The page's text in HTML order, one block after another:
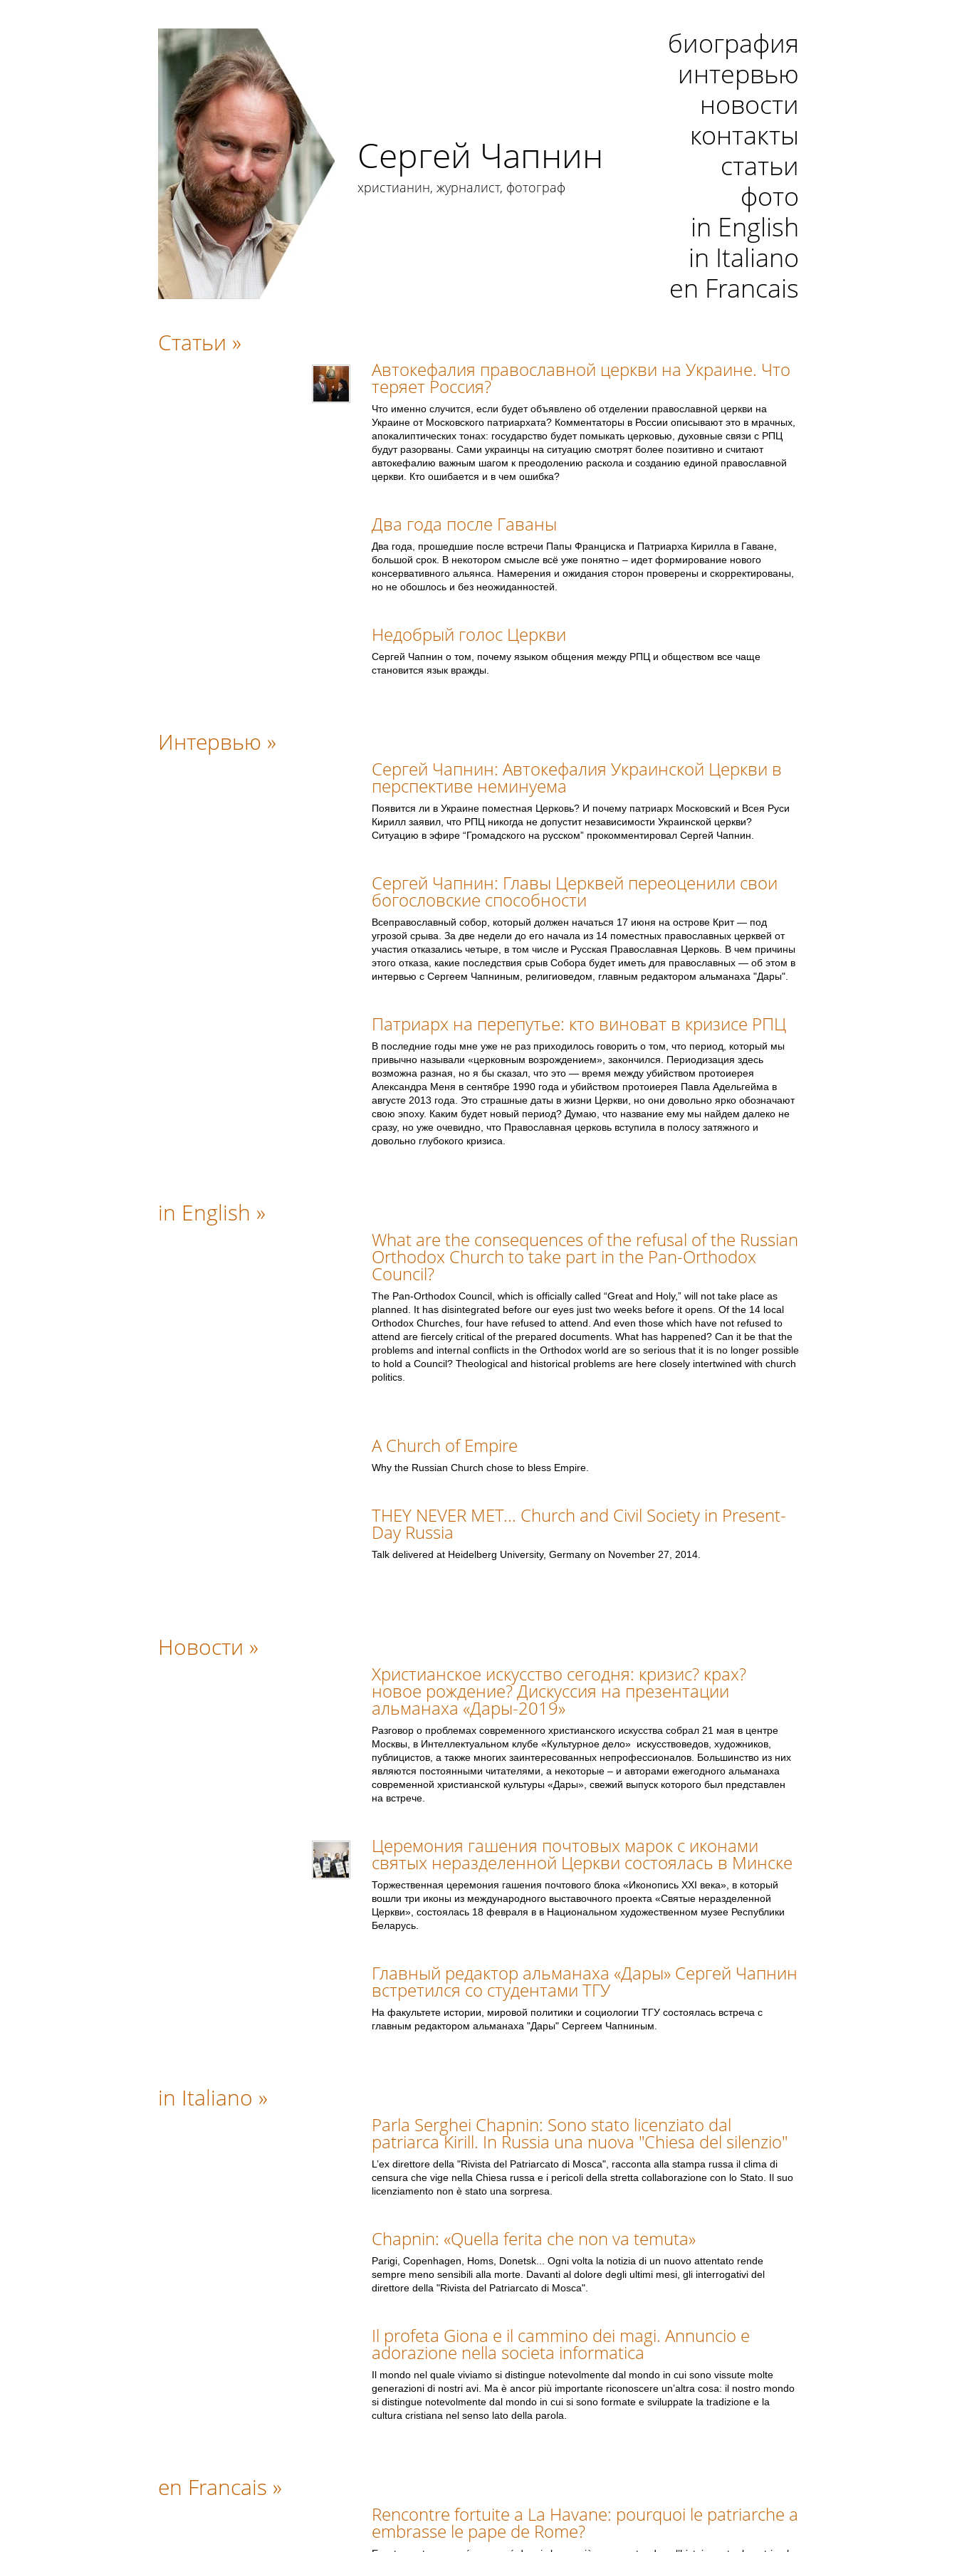
Сергей Чапнин
христианин, журналист, фотограф
биография
интервью
новости
контакты
статьи
фото
in English
in Italiano
en Francais
Статьи »
Автокефалия православной церкви на Украине. Что
теряет Россия?
Что именно случится, если будет объявлено об отделении православной церкви на
Украине от Московского патриархата? Комментаторы в России описывают это в мрачных,
апокалиптических тонах: государство будет помыкать церковью, духовные связи с РПЦ
будут разорваны. Сами украинцы на ситуацию смотрят более позитивно и считают
автокефалию важным шагом к преодолению раскола и созданию единой православной
церкви. Кто ошибается и в чем ошибка?
Два года после Гаваны
Два года, прошедшие после встречи Папы Франциска и Патриарха Кирилла в Гаване,
большой срок. В некотором смысле всё уже понятно – идет формирование нового
консервативного альянса. Намерения и ожидания сторон проверены и скорректированы,
но не обошлось и без неожиданностей.
Недобрый голос Церкви
Сергей Чапнин о том, почему языком общения между РПЦ и обществом все чаще
становится язык вражды.
Интервью »
Сергей Чапнин: Автокефалия Украинской Церкви в
перспективе неминуема
Появится ли в Украине поместная Церковь? И почему патриарх Московский и Всея Руси
Кирилл заявил, что РПЦ никогда не допустит независимости Украинской церкви?
Ситуацию в эфире “Громадского на русском” прокомментировал Сергей Чапнин.
Сергей Чапнин: Главы Церквей переоценили свои
богословские способности
Всеправославный собор, который должен начаться 17 июня на острове Крит — под
угрозой срыва. За две недели до его начала из 14 поместных православных церквей от
участия отказались четыре, в том числе и Русская Православная Церковь. В чем причины
этого отказа, какие последствия срыв Собора будет иметь для православных — об этом в
интервью с Сергеем Чапниным, религиоведом, главным редактором альманаха "Дары".
Патриарх на перепутье: кто виноват в кризисе РПЦ
В последние годы мне уже не раз приходилось говорить о том, что период, который мы
привычно называли «церковным возрождением», закончился. Периодизация здесь
возможна разная, но я бы сказал, что это — время между убийством протоиерея
Александра Меня в сентябре 1990 года и убийством протоиерея Павла Адельгейма в
августе 2013 года. Это страшные даты в жизни Церкви, но они довольно ярко обозначают
свою эпоху. Каким будет новый период? Думаю, что название ему мы найдем далеко не
сразу, но уже очевидно, что Православная церковь вступила в полосу затяжного и
довольно глубокого кризиса.
in English »
What are the consequences of the refusal of the Russian
Orthodox Church to take part in the Pan-Orthodox
Council?
The Pan-Orthodox Council, which is officially called “Great and Holy,” will not take place as
planned. It has disintegrated before our eyes just two weeks before it opens. Of the 14 local
Orthodox Churches, four have refused to attend. And even those which have not refused to
attend are fiercely critical of the prepared documents. What has happened? Can it be that the
problems and internal conflicts in the Orthodox world are so serious that it is no longer possible
to hold a Council? Theological and historical problems are here closely intertwined with church
politics.
A Church of Empire
Why the Russian Church chose to bless Empire.
THEY NEVER MET... Church and Civil Society in Present-
Day Russia
Talk delivered at Heidelberg University, Germany on November 27, 2014.
Новости »
Христианское искусство сегодня: кризис? крах?
новое рождение? Дискуссия на презентации
альманаха «Дары-2019»
Разговор о проблемах современного христианского искусства собрал 21 мая в центре
Москвы, в Интеллектуальном клубе «Культурное дело» искусствоведов, художников,
публицистов, а также многих заинтересованных непрофессионалов. Большинство из них
являются постоянными читателями, а некоторые – и авторами ежегодного альманаха
современной христианской культуры «Дары», свежий выпуск которого был представлен
на встрече.
Церемония гашения почтовых марок с иконами
святых неразделенной Церкви состоялась в Минске
Торжественная церемония гашения почтового блока «Иконопись XXI века», в который
вошли три иконы из международного выставочного проекта «Святые неразделенной
Церкви», состоялась 18 февраля в в Национальном художественном музее Республики
Беларусь.
Главный редактор альманаха «Дары» Сергей Чапнин
встретился со студентами ТГУ
На факультете истории, мировой политики и социологии ТГУ состоялась встреча с
главным редактором альманаха "Дары" Сергеем Чапниным.
in Italiano »
Parla Serghei Chapnin: Sono stato licenziato dal
patriarca Kirill. In Russia una nuova "Chiesa del silenzio"
L’ex direttore della "Rivista del Patriarcato di Mosca", racconta alla stampa russa il clima di
censura che vige nella Chiesa russa e i pericoli della stretta collaborazione con lo Stato. Il suo
licenziamento non è stato una sorpresa.
Chapnin: «Quella ferita che non va temuta»
Parigi, Copenhagen, Homs, Donetsk... Ogni volta la notizia di un nuovo attentato rende
sempre meno sensibili alla morte. Davanti al dolore degli ultimi mesi, gli interrogativi del
direttore della "Rivista del Patriarcato di Mosca".
Il profeta Giona e il cammino dei magi. Annuncio e
adorazione nella societa informatica
Il mondo nel quale viviamo si distingue notevolmente dal mondo in cui sono vissute molte
generazioni di nostri avi. Ma è ancor più importante riconoscere un’altra cosa: il nostro mondo
si distingue notevolmente dal mondo in cui si sono formate e sviluppate la tradizione e la
cultura cristiana nel senso lato della parola.
en Francais »
Rencontre fortuite a La Havane: pourquoi le patriarche a
embrasse le pape de Rome?